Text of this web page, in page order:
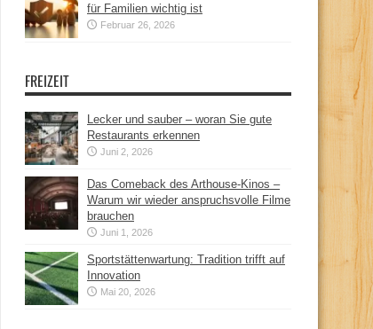
für Familien wichtig ist
Februar 26, 2026
FREIZEIT
Lecker und sauber – woran Sie gute
Restaurants erkennen
Juni 2, 2026
Das Comeback des Arthouse-Kinos –
Warum wir wieder anspruchsvolle Filme
brauchen
Juni 1, 2026
Sportstättenwartung: Tradition trifft auf
Innovation
Mai 20, 2026